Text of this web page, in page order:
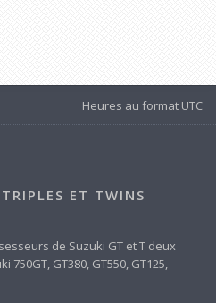
Heures au format UTC
ET TWINS
de Suzuki GT et T deux
GT380, GT550, GT125,